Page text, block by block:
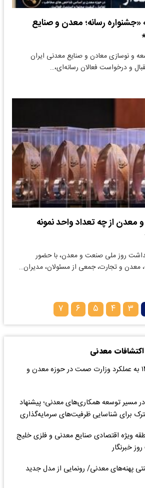
«جشنواره رسانه؛ معدن و صنایع
و نوسازی معادن و صنایع معدنی ایران
و درخواست فعالان رسانه‌ای،…
از چه تعداد واحد نمونه
روز ملی صنعت و معدن، با حضور
معدن و تجارت، جمعی از مسئولان، مدیران…
۳ ۴ ۵ ۶ ۷
اکتشافات معدنی
سال پرچالش ۱۴۰۴ به عملکرد وزارت صمت در حوزه معدن و
مسیر توسعه همکاری‌های معدنی؛ پیشنهاد
برای شناسایی ظرفیت‌های سرمایه‌گذاری
ویژه اقتصادی صنایع معدنی و فلزی خلیج
خبرنگار‌
پهنه‌های معدنی/ رونمایی از مدل جدید